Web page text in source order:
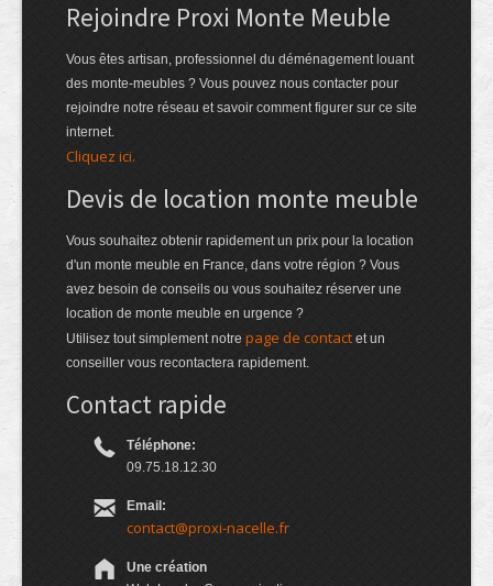
Rejoindre Proxi Monte Meuble
Vous êtes artisan, professionnel du déménagement louant
des monte-meubles ? Vous pouvez nous contacter pour
rejoindre notre réseau et savoir comment figurer sur ce site
internet.
Cliquez ici.
Devis de location monte meuble
Vous souhaitez obtenir rapidement un prix pour la location
d'un monte meuble en France, dans votre région ? Vous
avez besoin de conseils ou vous souhaitez réserver une
location de monte meuble en urgence ?
Utilisez tout simplement notre page de contact et un
conseiller vous recontactera rapidement.
Contact rapide
Téléphone:
09.75.18.12.30
Email:
contact@proxi-nacelle.fr
Une création